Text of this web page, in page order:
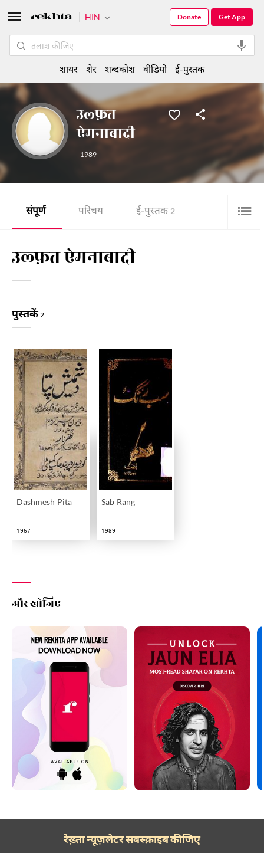
उल्फ़त
ऐमनाबादी
- 1989
संपूर्ण परिचय ई-पुस्तक 2
उल्फ़त ऐमनाबादी
पुस्तकें 2
Dashmesh Pita
1967
Sab Rang
1989
और खोजिए
HIN Get App
Donate
शायर शेर शब्दकोश वीडियो ई-पुस्तक
रेख़्ता न्यूज़लेटर सबस्क्राइब कीजिए